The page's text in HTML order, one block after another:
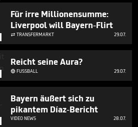
Für irre Millionensumme:
Liverpool will Bayern-Flirt
 TRANSFERMARKT 29.07.
Reicht seine Aura?
FUSSBALL 29.07.
Bayern äußert sich zu
pikantem Díaz-Bericht
VIDEO NEWS 28.07.